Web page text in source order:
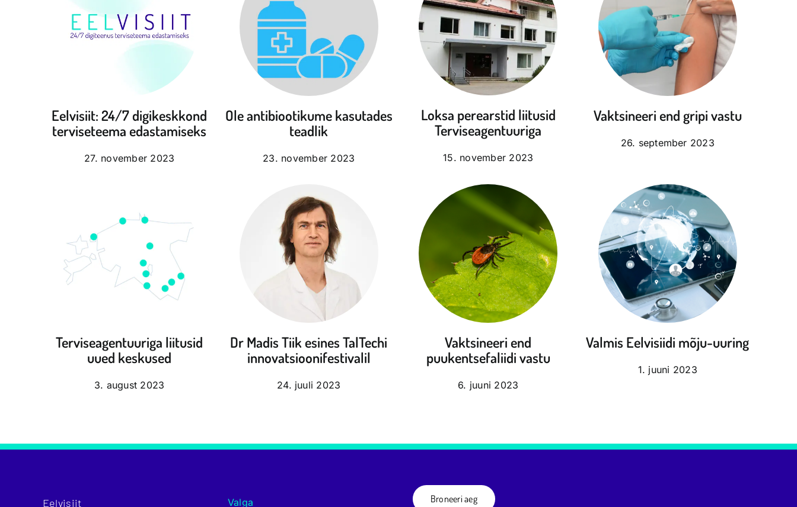
Eelvisiit: 24/7 digikeskkond
terviseteema edastamiseks
27. november 2023
Ole antibiootikume kasutades
teadlik
23. november 2023
Loksa perearstid liitusid
Terviseagentuuriga
15. november 2023
Vaktsineeri end gripi vastu
26. september 2023
Terviseagentuuriga liitusid
uued keskused
3. august 2023
Dr Madis Tiik esines TalTechi
innovatsioonifestivalil
24. juuli 2023
Vaktsineeri end
puukentsefaliidi vastu
6. juuni 2023
Valmis Eelvisiidi mõju-uuring
1. juuni 2023
Eelvisiit Valga Broneeri aeg